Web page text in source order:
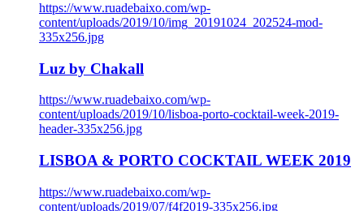
https://www.ruadebaixo.com/wp-
content/uploads/2019/10/img_20191024_202524-mod-
335x256.jpg
Luz by Chakall
https://www.ruadebaixo.com/wp-
content/uploads/2019/10/lisboa-porto-cocktail-week-2019-
header-335x256.jpg
LISBOA & PORTO COCKTAIL WEEK 2019
https://www.ruadebaixo.com/wp-
content/uploads/2019/07/f4f2019-335x256.jpg